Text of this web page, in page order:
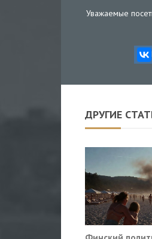
Уважаемые
ДРУГИЕ